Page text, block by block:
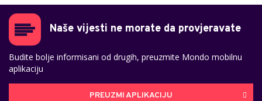
Naše vijesti ne morate da provjeravate
Budite bolje informisani od drugih, preuzmite Mondo mobilnu
aplikaciju
PREUZMI APLIKACIJU